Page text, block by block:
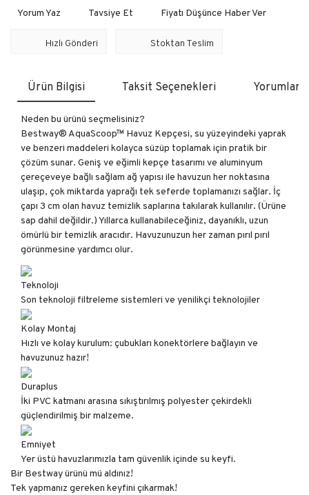
Yorum Yaz Tavsiye Et Fiyatı Düşünce Haber Ver
Hızlı Gönderi Stoktan Teslim
Ürün Bilgisi Taksit Seçenekleri Yorumlar
Neden bu ürünü seçmelisiniz?
Bestway® AquaScoop™ Havuz Kepçesi, su yüzeyindeki yaprak
ve benzeri maddeleri kolayca süzüp toplamak için pratik bir
çözüm sunar. Geniş ve eğimli kepçe tasarımı ve aluminyum
çereçeveye bağlı sağlam ağ yapısı ile havuzun her noktasına
ulaşıp, çok miktarda yaprağı tek seferde toplamanızı sağlar. İç
çapı 3 cm olan havuz temizlik saplarına takılarak kullanılır. (Ürüne
sap dahil değildir.) Yıllarca kullanabileceğiniz, dayanıklı, uzun
ömürlü bir temizlik aracıdır. Havuzunuzun her zaman pırıl pırıl
görünmesine yardımcı olur.
Teknoloji
Son teknoloji filtreleme sistemleri ve yenilikçi teknolojiler
Kolay Montaj
Hızlı ve kolay kurulum: çubukları konektörlere bağlayın ve
havuzunuz hazır!
Duraplus
İki PVC katmanı arasına sıkıştırılmış polyester çekirdekli
güçlendirilmiş bir malzeme.
Emniyet
Yer üstü havuzlarımızla tam güvenlik içinde su keyfi.
Bir Bestway ürünü mü aldınız!
Tek yapmanız gereken keyfini çıkarmak!